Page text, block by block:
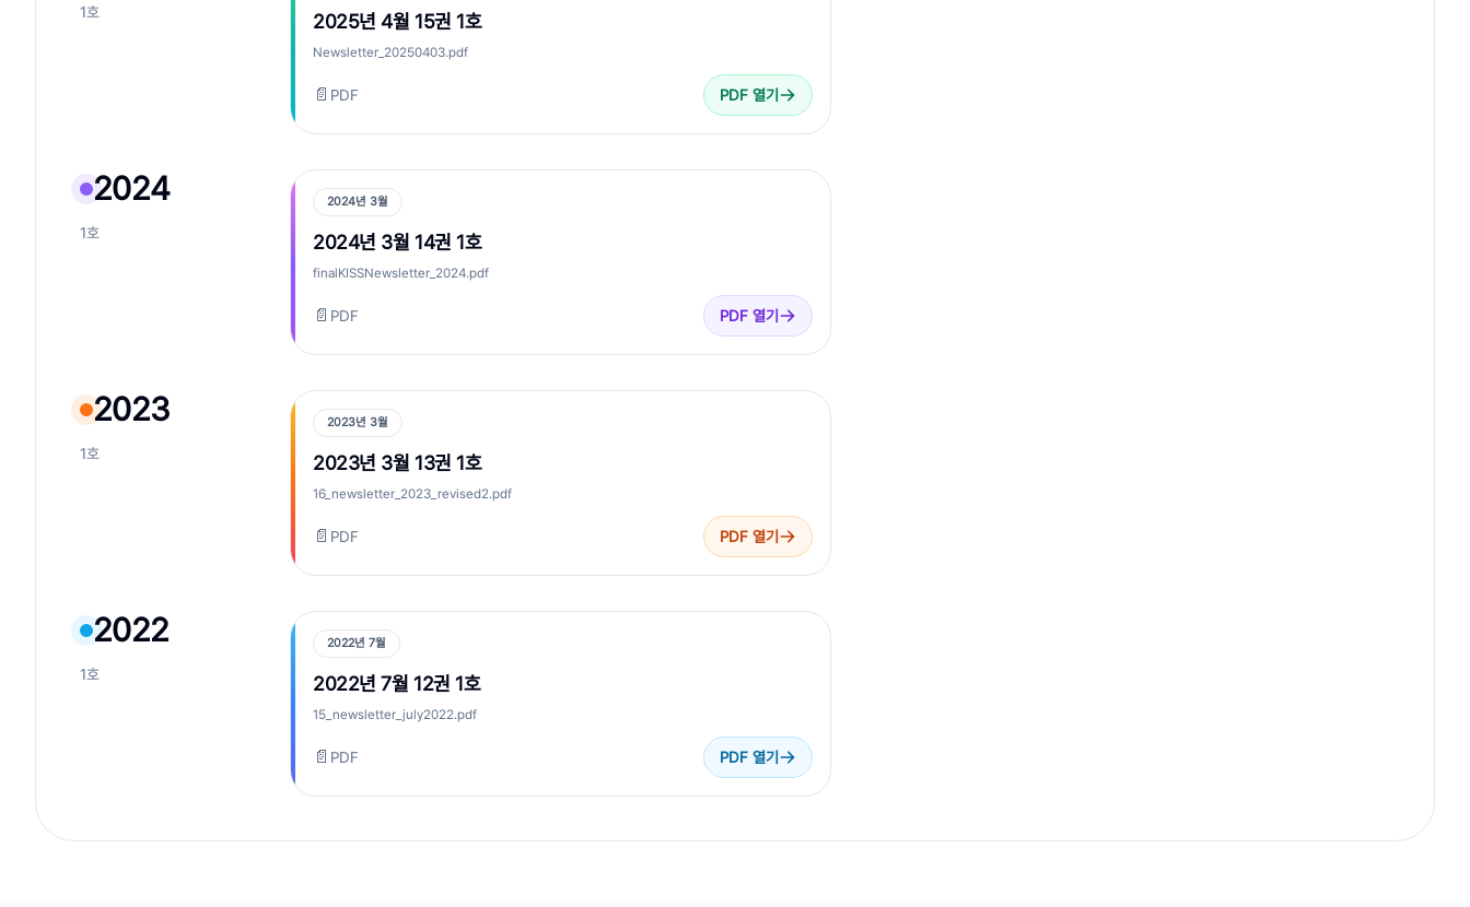
1호 2025년 4월 15권 1호
Newsletter_20250403.pdf
📄 PDF PDF 열기
2024
1호
2024년 3월
2024년 3월 14권 1호
finalKISSNewsletter_2024.pdf
📄 PDF PDF 열기
2023
1호
2023년 3월
2023년 3월 13권 1호
16_newsletter_2023_revised2.pdf
📄 PDF PDF 열기
2022
1호
2022년 7월
2022년 7월 12권 1호
15_newsletter_july2022.pdf
📄 PDF PDF 열기